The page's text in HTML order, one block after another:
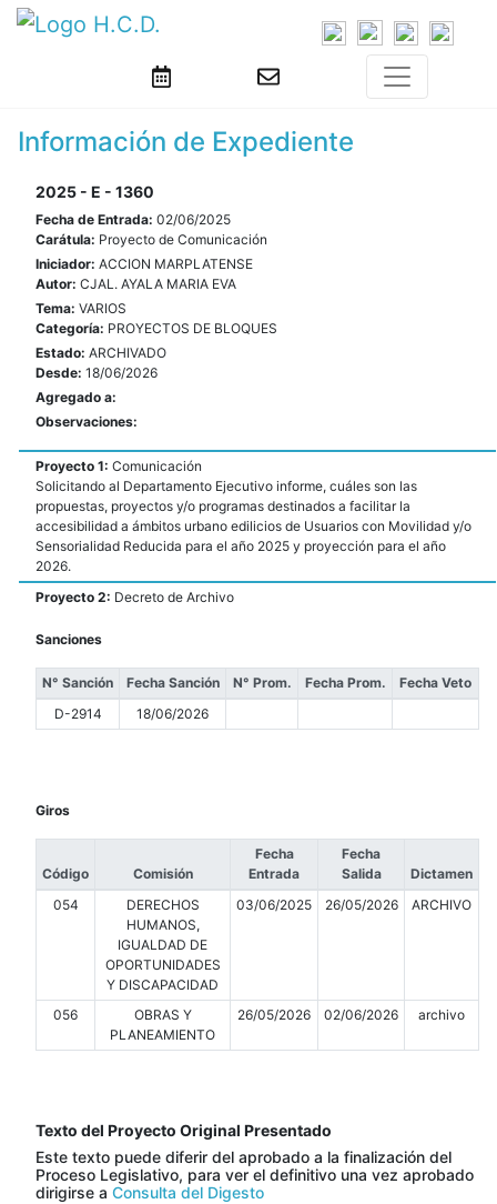
Información de Expediente
2025 - E - 1360
Fecha de Entrada: 02/06/2025
Carátula: Proyecto de Comunicación
Iniciador: ACCION MARPLATENSE
Autor: CJAL. AYALA MARIA EVA
Tema: VARIOS
Categoría: PROYECTOS DE BLOQUES
Estado: ARCHIVADO
Desde: 18/06/2026
Agregado a:
Observaciones:
Proyecto 1: Comunicación
Solicitando al Departamento Ejecutivo informe, cuáles son las
propuestas, proyectos y/o programas destinados a facilitar la
accesibilidad a ámbitos urbano edilicios de Usuarios con Movilidad y/o
Sensorialidad Reducida para el año 2025 y proyección para el año
2026.
Proyecto 2: Decreto de Archivo
Sanciones
N° Sanción Fecha Sanción N° Prom. Fecha Prom.
Fecha Veto
D-2914
18/06/2026
Giros
Código Comisión
Fecha
Entrada
Fecha
Salida
Dictamen
054
DERECHOS
HUMANOS,
IGUALDAD DE
OPORTUNIDADES
Y DISCAPACIDAD
03/06/2025 26/05/2026 ARCHIVO
056
OBRAS Y
PLANEAMIENTO
26/05/2026 02/06/2026 archivo
Texto del Proyecto Original Presentado
Este texto puede diferir del aprobado a la finalización del
Proceso Legislativo, para ver el definitivo una vez aprobado
dirigirse a Consulta del Digesto